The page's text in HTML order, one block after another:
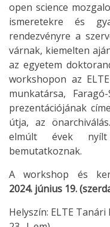
open science
ismeretekre és
rendezvényre a
várnak, kiemelten
az egyetem
workshopon az
munkatársa,
prezentációjának
útja, az
elmúlt évek
bemutatkoznak.
A workshop és
2024. június 19.
Helyszín: ELTE